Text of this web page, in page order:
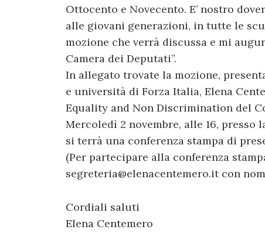
Ottocento e Novecento. E’ nostro
alle giovani generazioni, in tutte le
mozione che verrà discussa e mi
Camera dei Deputati”.
In allegato trovate la mozione,
e università di Forza Italia, Elena
Equality and Non Discrimination del
Mercoledì 2 novembre, alle 16, presso
si terrà una conferenza stampa di
(Per partecipare alla conferenza
segreteria@elenacentemero.it con
Cordiali saluti
Elena Centemero